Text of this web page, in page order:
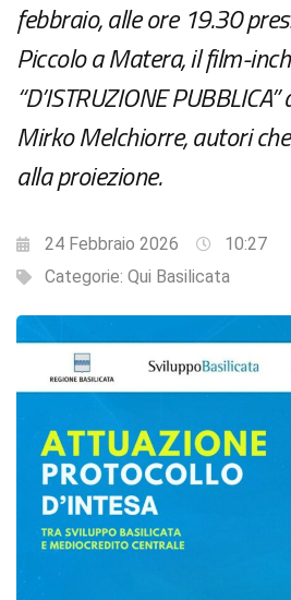
febbraio, alle ore 19.30
Piccolo a Matera, il film-
“D’ISTRUZIONE
Mirko Melchiorre, autori
alla proiezione.
24 Febbraio 2026
10:27
Categorie: Qui Basilicata